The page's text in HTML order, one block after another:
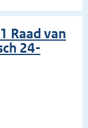
Raad van
24-